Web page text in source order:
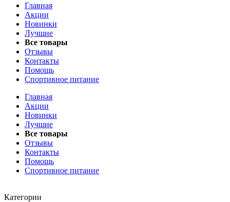
Главная
Акции
Новинки
Лучшие
Все товары
Отзывы
Контакты
Помощь
Спортивное питание
Главная
Акции
Новинки
Лучшие
Все товары
Отзывы
Контакты
Помощь
Спортивное питание
Категории